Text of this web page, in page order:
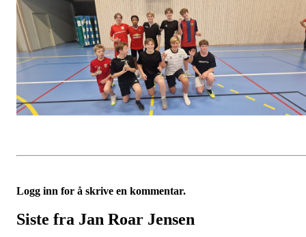
Logg inn for å skrive en kommentar.
Siste fra Jan Roar Jensen